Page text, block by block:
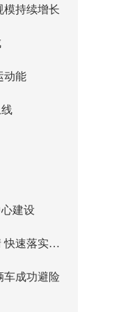
模持续增长
动能
建设
内蒙古丹锡高速发现洪水上路险情 快速落实主线封闭管控
车成功避险